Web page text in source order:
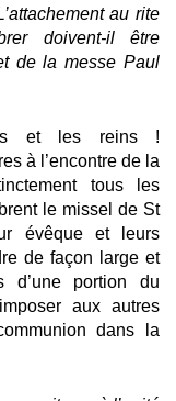
au rite
doivent-il être
de la messe Paul
et les reins !
à l’encontre de la
tous les
le missel de St
évêque et leurs
de façon large et
d’une portion du
aux autres
dans la